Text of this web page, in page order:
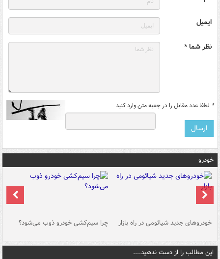
ایمیل
نظر شما *
* لطفا عدد مقابل را در جعبه متن وارد کنید
خودرو
خودروهای جدید شیائومی در راه بازار چرا سیم‌کشی خودرو ذوب می‌شود؟
این مطالب را از دست ندهید....